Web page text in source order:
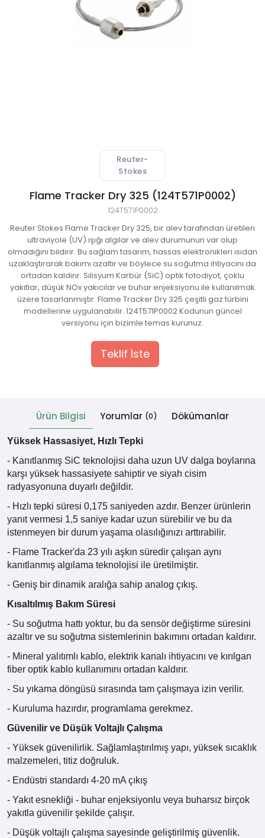
Numune Alma Cihazları
Atmosferi Test Cihazları
ve Kontrol Sistemleri
Reuter-
Stokes
Flame Tracker Dry 325 (124T571P0002)
124T571P0002
Reuter Stokes Flame Tracker Dry 325, bir alev tarafından üretilen
ultraviyole (UV) ışığı algılar ve alev durumunun var olup
olmadığını bildirir. Bu sağlam tasarım, hassas elektronikleri ısıdan
uzaklaştırarak bakımı azaltır ve böylece su soğutma ihtiyacını da
ortadan kaldırır. Silisyum Karbür (SiC) optik fotodiyot, çoklu
yakıtlar, düşük NOx yakıcılar ve buhar enjeksiyonu ile kullanılmak
üzere tasarlanmıştır. Flame Tracker Dry 325 çeşitli gaz türbini
modellerine uygulanabilir. 124T571P0002 Kodunun güncel
versiyonu için bizimle temas kurunuz.
Teklif İste
Ürün Bilgisi Yorumlar (0) Dökümanlar
Yüksek Hassasiyet, Hızlı Tepki
- Kanıtlanmış SiC teknolojisi daha uzun UV dalga boylarına
karşı yüksek hassasiyete sahiptir ve siyah cisim
radyasyonuna duyarlı değildir.
- Hızlı tepki süresi 0,175 saniyeden azdır. Benzer ürünlerin
yanıt vermesi 1,5 saniye kadar uzun sürebilir ve bu da
istenmeyen bir durum yaşama olasılığınızı arttırabilir.
- Flame Tracker'da 23 yılı aşkın süredir çalışan aynı
kanıtlanmış algılama teknolojisi ile üretilmiştir.
- Geniş bir dinamik aralığa sahip analog çıkış.
Kısaltılmış Bakım Süresi
- Su soğutma hattı yoktur, bu da sensör değiştirme süresini
azaltır ve su soğutma sistemlerinin bakımını ortadan kaldırır.
- Mineral yalıtımlı kablo, elektrik kanalı ihtiyacını ve kırılgan
fiber optik kablo kullanımını ortadan kaldırır.
- Su yıkama döngüsü sırasında tam çalışmaya izin verilir.
- Kuruluma hazırdır, programlama gerekmez.
Güvenilir ve Düşük Voltajlı Çalışma
- Yüksek güvenilirlik. Sağlamlaştırılmış yapı, yüksek sıcaklık
malzemeleri, titiz doğruluk.
- Endüstri standardı 4-20 mA çıkış
- Yakıt esnekliği - buhar enjeksiyonlu veya buharsız birçok
yakıtla güvenilir şekilde çalışır.
- Düşük voltajlı çalışma sayesinde geliştirilmiş güvenlik.